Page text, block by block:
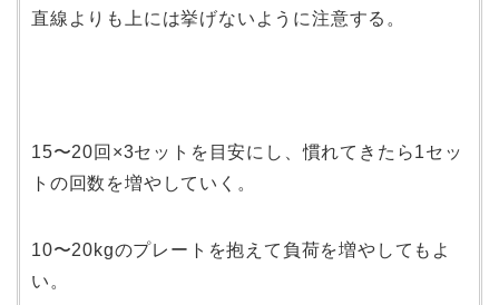
直線よりも上には挙げないように注意する。
15〜20回×3セットを目安にし、慣れてきたら1セッ
トの回数を増やしていく。
10〜20kgのプレートを抱えて負荷を増やしてもよ
い。